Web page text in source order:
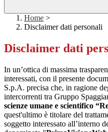
Home >
Disclaimer dati personali
Disclaimer dati
In un’ottica di massima
interessati, con il presente
S.p.A. precisa che, in ragione
intercorrenti tra Gruppo
scienze umane e scientifico
quest'ultimo è titolare del
soggetto interessato all’interno